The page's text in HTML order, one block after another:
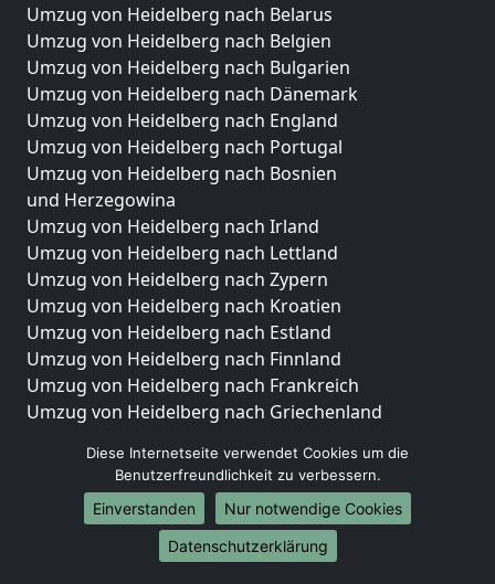
Umzug von Heidelberg nach Belarus
Umzug von Heidelberg nach Belgien
Umzug von Heidelberg nach Bulgarien
Umzug von Heidelberg nach Dänemark
Umzug von Heidelberg nach England
Umzug von Heidelberg nach Portugal
Umzug von Heidelberg nach Bosnien
und Herzegowina
Umzug von Heidelberg nach Irland
Umzug von Heidelberg nach Lettland
Umzug von Heidelberg nach Zypern
Umzug von Heidelberg nach Kroatien
Umzug von Heidelberg nach Estland
Umzug von Heidelberg nach Finnland
Umzug von Heidelberg nach Frankreich
Umzug von Heidelberg nach Griechenland
Umzug von Heidelberg nach Liechtenstein
Umzug von Heidelberg nach Luxemburg
Umzug von Heidelberg nach Niederlande
Umzug von Heidelberg nach Norwegen
Diese Internetseite verwendet Cookies um die
Benutzerfreundlichkeit zu verbessern.
Einverstanden
Nur notwendige Cookies
Datenschutzerklärung